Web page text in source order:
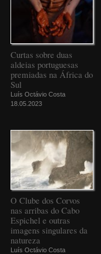
Curtas sobre duas
aldeias portuguesas
premiadas na África do
Sul
Luís Octávio Costa
18.05.2023
O Clube dos Corvos
nas arribas do Cabo
Espichel e outras
imagens singulares da
natureza
Luís Octávio Costa